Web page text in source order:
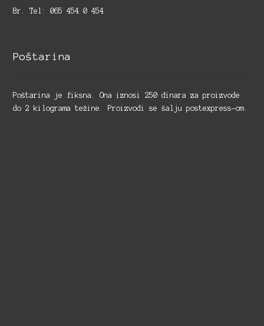
Br. Tel: 065 454 0 454
Poštarina
Poštarina je fiksna. Ona iznosi 250 dinara za proizvode
do 2 kilograma težine. Proizvodi se šalju postexpress-om.